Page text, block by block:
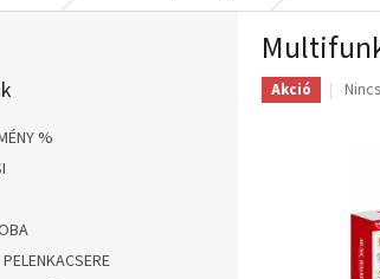
%
Akció
A
0,0